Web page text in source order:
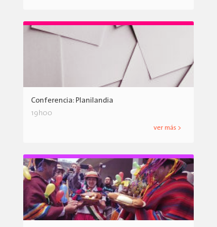
Conferencia: Planilandia
19h00
ver más >